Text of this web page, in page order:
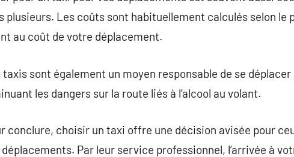
plusieurs. Les coûts sont habituellement calculés selon
au coût de votre déplacement.
taxis sont également un moyen responsable de se
les dangers sur la route liés à l’alcool au volant.
conclure, choisir un taxi offre une décision avisée pour
déplacements. Par leur service professionnel, l’arrivée à